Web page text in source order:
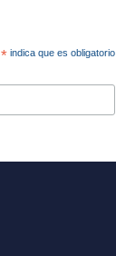
*indica que es obligatorio